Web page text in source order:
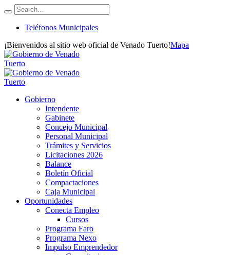
Teléfonos Municipales
¡Bienvenidos al sitio web oficial de Venado Tuerto!Mapa
Gobierno
Intendente
Gabinete
Concejo Municipal
Personal Municipal
Trámites y Servicios
Licitaciones 2026
Balance
Boletín Oficial
Compactaciones
Caja Municipal
Oportunidades
Conecta Empleo
Cursos
Programa Faro
Programa Nexo
Impulso Emprendedor